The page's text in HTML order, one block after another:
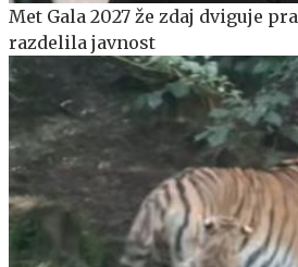
Met Gala 2027 že zdaj dviguje
razdelila javnost